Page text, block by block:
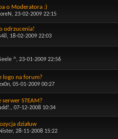
o Moderatora :)
loreN , 23-02-2009 22:15
odrzucenia!
, 18-02-2009 22:03
^, 23-01-2009 22:56
logo na forum?
, 05-01-2009 00:27
serwer STEAM?
, 07-12-2008 10:34
działuw
, 28-11-2008 15:22